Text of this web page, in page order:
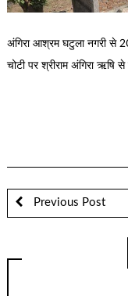
अंगिरा आश्रम घटुला नगरी से
चोटी पर श्रीराम अंगिरा
Previous Post